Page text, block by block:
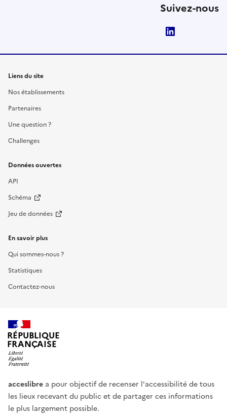
Suivez-nous
Liens du site
Nos établissements
Partenaires
Une question ?
Challenges
Données ouvertes
API
Schéma
Jeu de données
En savoir plus
Qui sommes-nous ?
Statistiques
Contactez-nous
RÉPUBLIQUE
FRANÇAISE
acceslibre a pour objectif de recenser l'accessibilité de tous
les lieux recevant du public et de partager ces informations
le plus largement possible.